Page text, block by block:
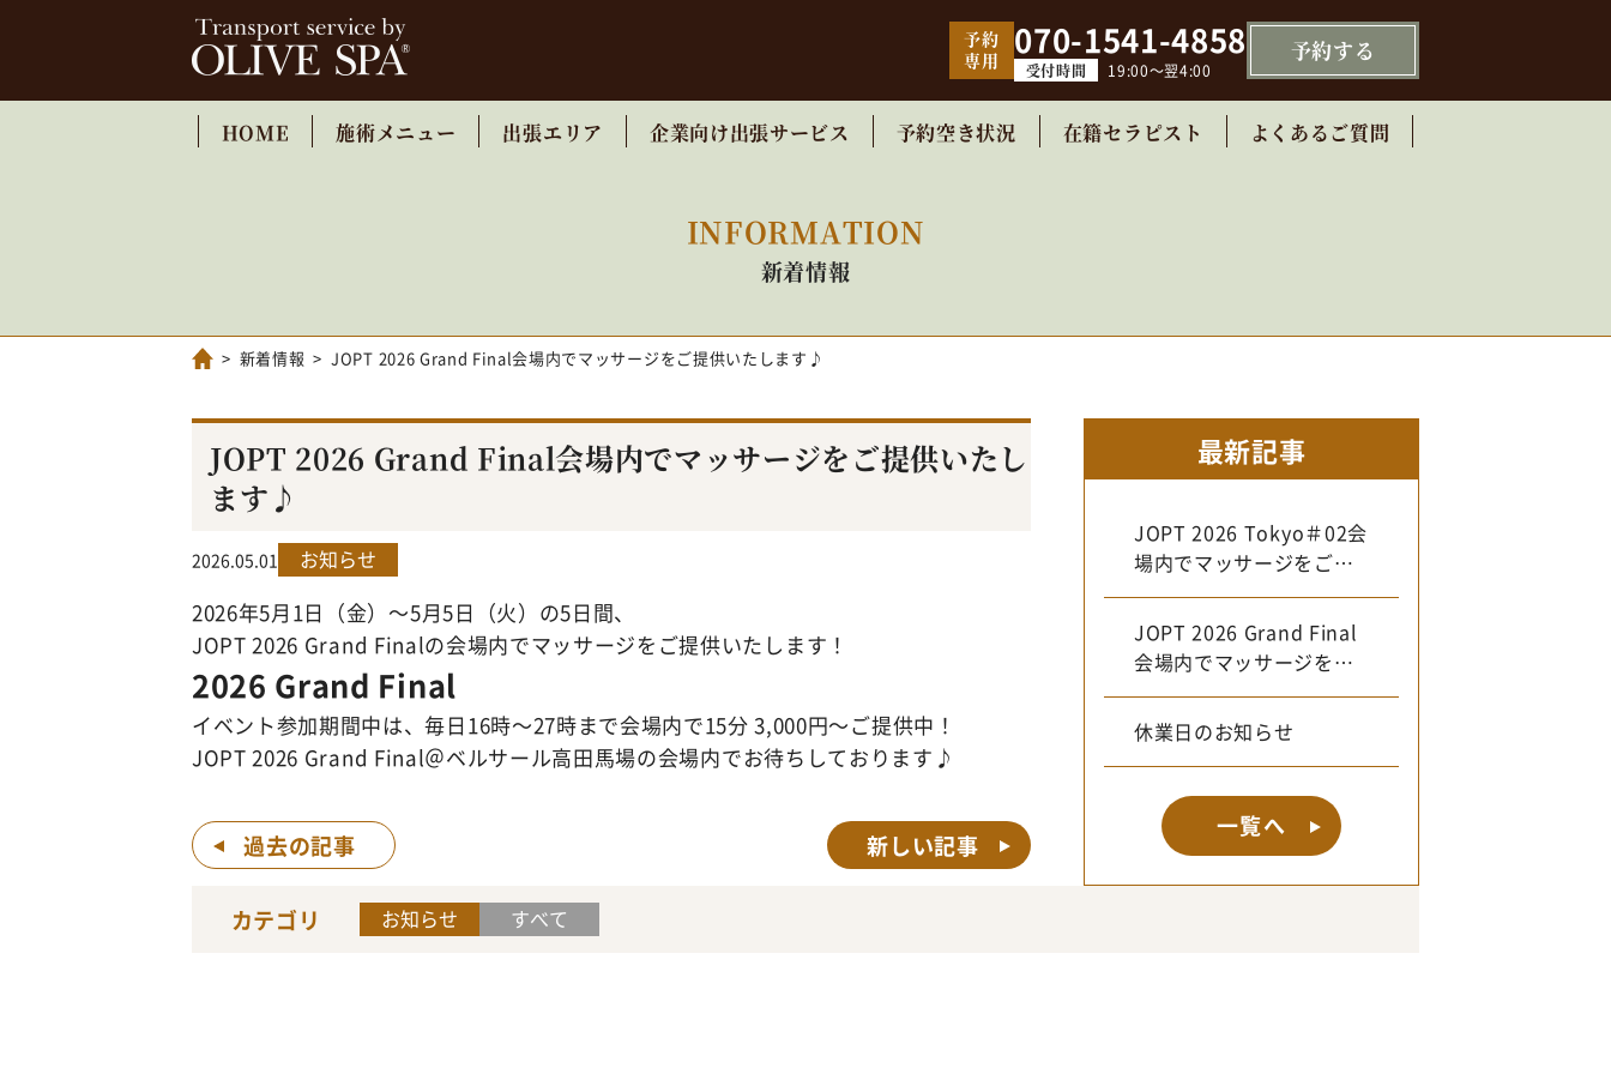
予約
専用
070-1541-4858
受付時間 19:00～翌4:00
予約する
HOME 施術メニュー 出張エリア 企業向け出張サービス 予約空き状況 在籍セラピスト よくあるご質問
INFORMATION
新着情報
新着情報 JOPT 2026 Grand Final会場内でマッサージをご提供いたします♪
JOPT 2026 Grand Final会場内でマッサージをご提供いたし
ます♪
2026.05.01 お知らせ
2026年5月1日（金）～5月5日（火）の5日間、
JOPT 2026 Grand Finalの会場内でマッサージをご提供いたします！
2026 Grand Final
イベント参加期間中は、毎日16時～27時まで会場内で15分 3,000円～ご提供中！
JOPT 2026 Grand Final＠ベルサール高田馬場の会場内でお待ちしております♪
過去の記事 新しい記事
最新記事
JOPT 2026 Tokyo＃02会
場内でマッサージをご提
供いたします♪
JOPT 2026 Grand Final
会場内でマッサージをご
提供いたします♪
休業日のお知らせ
一覧へ
カテゴリ お知らせ すべて